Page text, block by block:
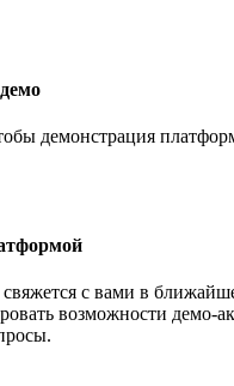
демонстрация
с вами в
возможности демо-